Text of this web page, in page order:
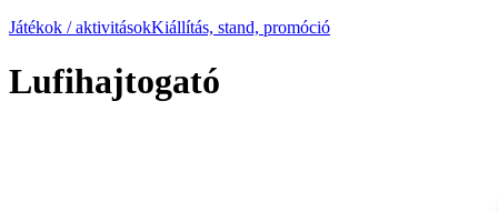
Játékok / aktivitásokKiállítás, stand, promóció
Lufihajtogató